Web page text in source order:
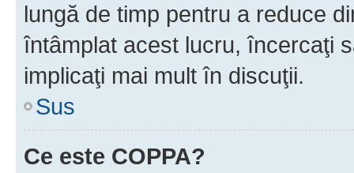
lungă de timp pentru a reduce
întâmplat acest lucru, încercaţi
implicaţi mai mult în discuţii.
Sus
Ce este COPPA?